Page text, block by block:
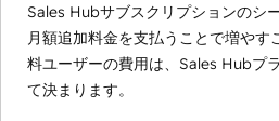
Sales Hubサブスクリプションのシ
月額追加料金を支払うことで増やす
料ユーザーの費用は、Sales Hubプ
て決まります。